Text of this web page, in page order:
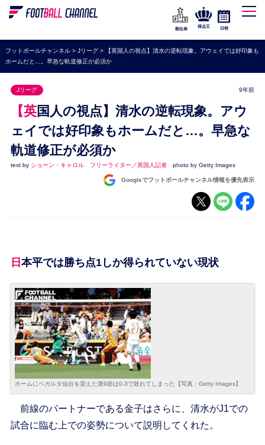
WEリーグ
海外サッカー
プレミアリーグ
セリエA
ブンデスリーガ
UEFA
ナショナルチーム
順位表
得点王 日程
フットボールチャンネル> Jリーグ>
【英国人の視点】清水の逆転現象。アウェイでは好印象も
ホームだと…。早急な軌道修正が必須か
Jリーグ 9年前
【英国人の視点】清水の逆転現象。アウ
ェイでは好印象もホームだと…。早急な
軌道修正が必須か
text by ショーン・キャロル フリーライター／英国人記者 photo by Getty Images
Googleでフットボールチャンネル情報を優先表示
日本平では勝ち点1しか得られていない現状
ホームにベガルタ仙台を迎えた第9節は0-3で敗れてしまった【写真：Getty Images】
前線のパートナーである金子はさらに、清水がJ1での
試合に臨む上での姿勢について説明してくれた。